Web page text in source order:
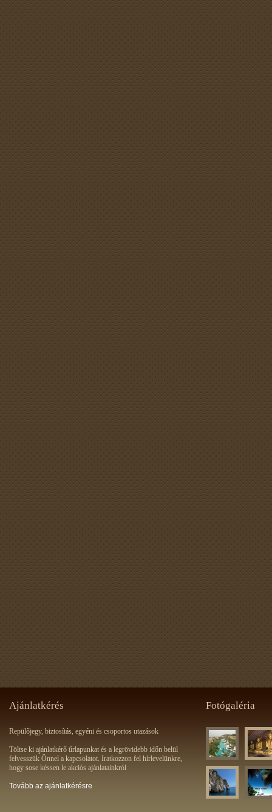
Ajánlatkérés Fotógaléria
Repülőjegy, biztosítás, egyéni és csoportos utazások
Töltse ki ajánlatkérő űrlapunkat és a legrövidebb időn belül
felvesszük Önnel a kapcsolatot. Iratkozzon fel hírlevelünkre,
hogy sose késsen le akciós ajánlatainkról
Tovább az ajánlatkérésre